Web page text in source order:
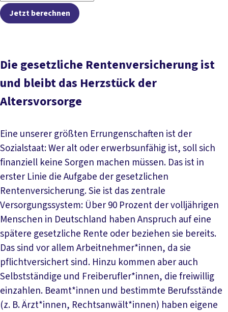
Jetzt berechnen
Die gesetzliche Rentenversicherung ist
und bleibt das Herzstück der
Altersvorsorge
Eine unserer größten Errungenschaften ist der
Sozialstaat: Wer alt oder erwerbsunfähig ist, soll sich
finanziell keine Sorgen machen müssen. Das ist in
erster Linie die Aufgabe der gesetzlichen
Rentenversicherung. Sie ist das zentrale
Versorgungssystem: Über 90 Prozent der volljährigen
Menschen in Deutschland haben Anspruch auf eine
spätere gesetzliche Rente oder beziehen sie bereits.
Das sind vor allem Arbeitnehmer*innen, da sie
pflichtversichert sind. Hinzu kommen aber auch
Selbstständige und Freiberufler*innen, die freiwillig
einzahlen. Beamt*innen und bestimmte Berufsstände
(z. B. Ärzt*innen, Rechtsanwält*innen) haben eigene